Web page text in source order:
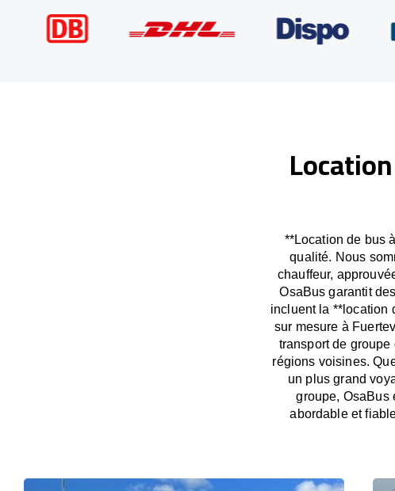
**Location de bus
qualité. Nous
chauffeur,
OsaBus garantit
incluent la **location
sur mesure à
transport de
régions voisines.
un plus grand
groupe, OsaBus
abordable et